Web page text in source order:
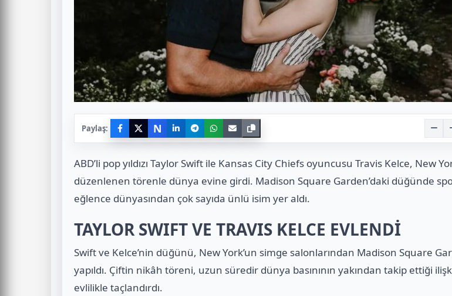
Paylaş: N
ABD’li pop yıldızı Taylor Swift ile Kansas City Chiefs oyuncusu Travis Kelce, New
düzenlenen törenle dünya evine girdi. Madison Square Garden’daki düğünde
eğlence dünyasından çok sayıda ünlü isim yer aldı.
TAYLOR SWIFT VE TRAVIS KELCE EVLENDİ
Swift ve Kelce’nin düğünü, New York’un simge salonlarından Madison Square
yapıldı. Çiftin nikâh töreni, uzun süredir dünya basınının yakından takip ettiği
evlilikle taçlandırdı.